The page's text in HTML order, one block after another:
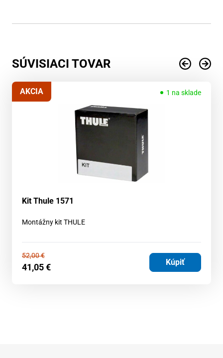
SÚVISIACI TOVAR
1 na sklade
AKCIA
Kit Thule 1571
Montážny kit THULE
52,00€
41,05€ Kúpiť